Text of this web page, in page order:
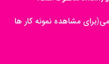
(برای مشاهده نمونه کار ها